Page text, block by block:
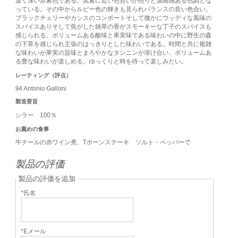
っている。その中からルビー色の輝きも見られバランスの良い色合い。
ブラックチェリーやカシスのコンポートそして微かにウッディな風味の
スパイスありそして焦がした雑草の香がスモーキーな丁子のスパイスも
感じられる。ボリュームある酸味と果実味である味わいの中に野生の森
の下草を感じられ主張のはっきりとした味わいである。時間と共に複雑
な味わいが果実の旨味とまろやかなタンニンが溶け合い、ボリュームあ
る豊な味わいが楽しめる。ゆっくりと時を待って楽しみたい。
レーティング（評点）
94 Antonio Galloni
製造要旨
シラー 100％
お薦めの食事
牛テールの赤ワイン煮、Tボーンステーキ ソルト・ペッパーで
製品の評価
製品の評価を追加
*氏名
*Eメール